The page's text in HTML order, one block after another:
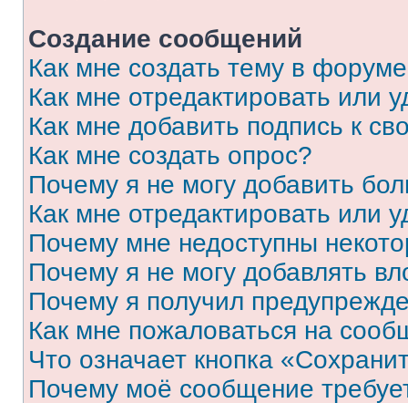
Создание сообщений
Как мне создать тему в
Как мне отредактировать или
Как мне добавить подпись к
Как мне создать опрос?
Почему я не могу добавить
Как мне отредактировать или
Почему мне недоступны
Почему я не могу добавлять
Почему я получил
Как мне пожаловаться на
Что означает кнопка
Почему моё сообщение